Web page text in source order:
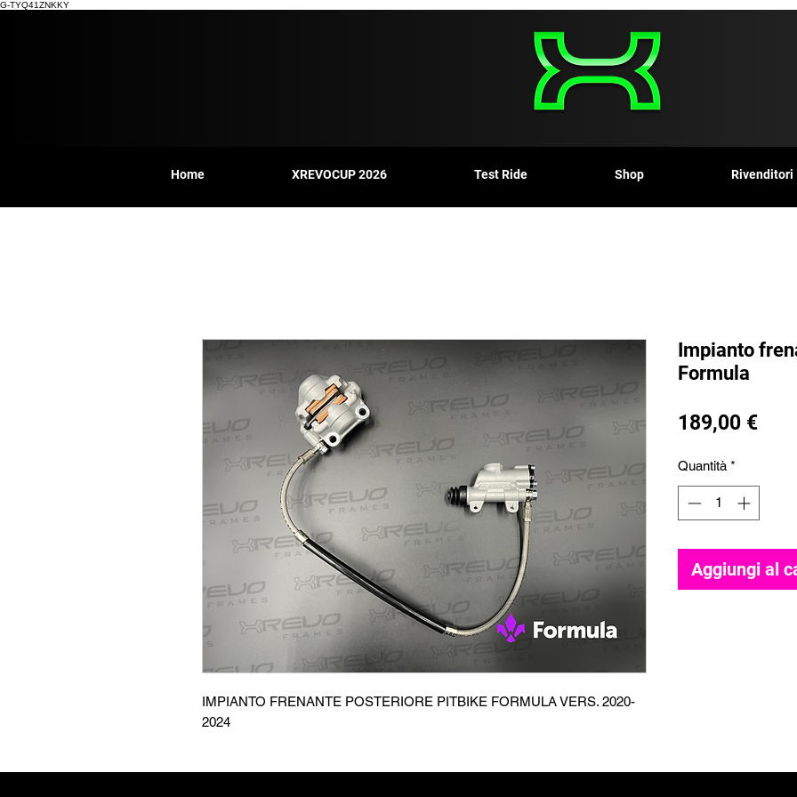
G-TYQ41ZNKKY
Home XREVOCUP 2026 Test Ride Shop Rivenditori
IMPIANTO FRENANTE POSTERIORE PITBIKE FORMULA VERS. 2020-
2024
Impianto
Formula
189,00 €
Quantità *
Aggiungi al